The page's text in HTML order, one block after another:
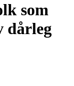
som
dårleg